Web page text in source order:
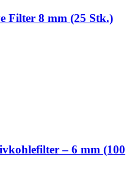
Filter 8 mm (25 Stk.)
– 6 mm (100